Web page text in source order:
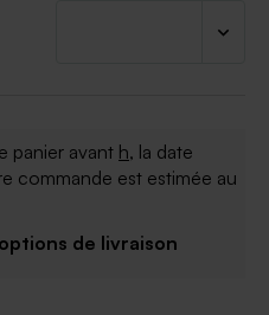
panier avant h, la date
commande est estimée au
de livraison